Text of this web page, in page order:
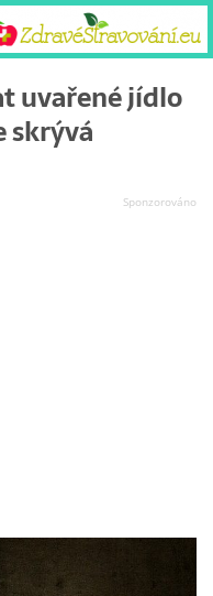
uvařené jídlo
skrývá